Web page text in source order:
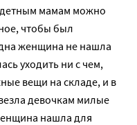
мамам можно
чтобы был
женщина не нашла
уходить ни с чем,
вещи на складе, и в
девочкам милые
нашла для